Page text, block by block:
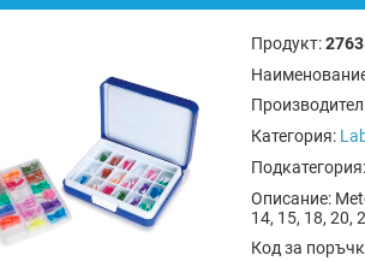
Продукт:
Категория:
Подкатегория:
Описание:
14, 15, 18, 20,
Код за